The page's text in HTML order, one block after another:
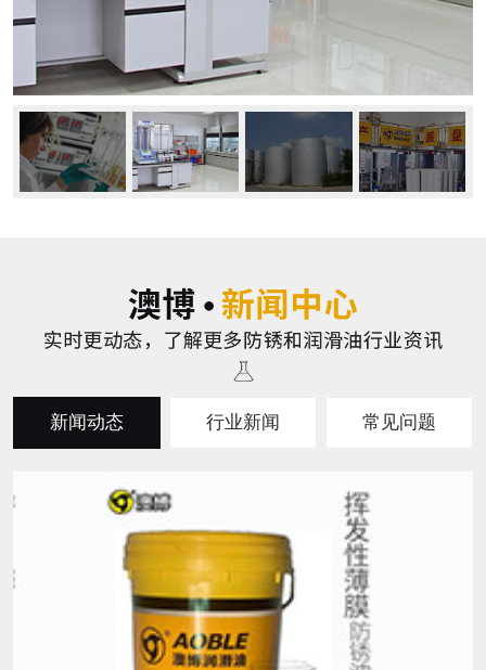
新闻动态 行业新闻 常见问题